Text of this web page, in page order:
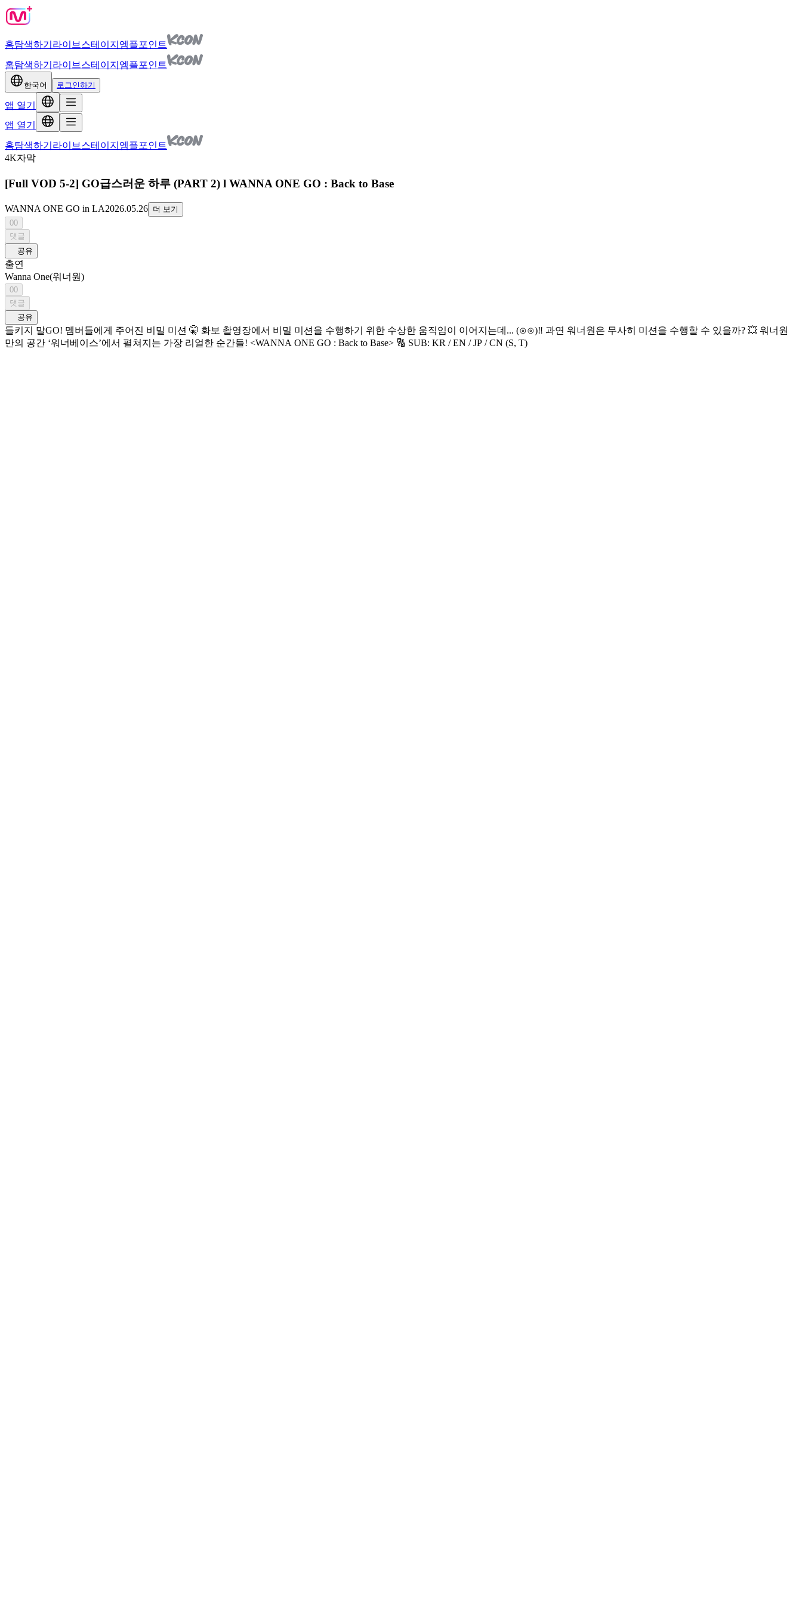
홈탐색하기 라이브 스테이지 엠플포인트
홈탐색하기 라이브 스테이지 엠플포인트
한국어 로그인하기
앱 열기
앱 열기
홈탐색하기 라이브 스테이지 엠플포인트
4K자막
[Full VOD 5-2] GO급스러운 하루 (PART 2) l WANNA ONE GO : Back to Base
WANNA ONE GO in LA2026.05.26 더 보기
00
댓글
공유
출연
Wanna One(워너원)
00
댓글
공유
들키지 말GO! 멤버들에게 주어진 비밀 미션 🤫 화보 촬영장에서 비밀 미션을 수행하기 위한 수상한 움직임이 이어지는데... (⊙⊙)‼ 과연 워너원은 무사히 미션을 수행할 수 있을까? 💥 워너원
만의 공간 ‘워너베이스’에서 펼쳐지는 가장 리얼한 순간들! <WANNA ONE GO : Back to Base> 🔠 SUB: KR / EN / JP / CN (S, T)